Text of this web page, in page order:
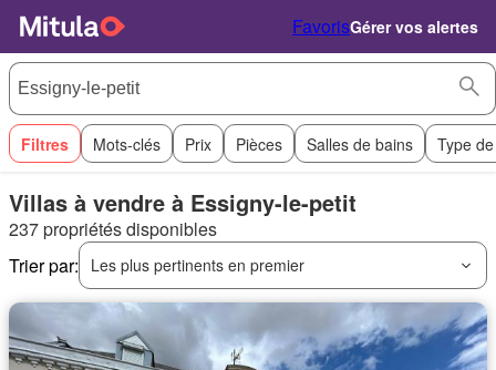
FavorisGérer vos alertes
Filtres Mots-clés Prix Pièces Salles de bains Type
Villas à vendre à Essigny-le-petit
237 propriétés disponibles
Trier par:
Les plus pertinents en premier